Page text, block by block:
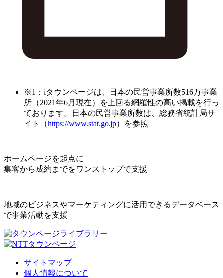
※1：iタウンページは、日本の民営事業所数516万事業
所（2021年6月現在）を上回る網羅性の高い掲載を行っ
ております。日本の民営事業所数は、総務省統計局サ
イト（https://www.stat.go.jp）を参照
ホームページを起点に
集客から成約までをワンストップで支援
地域のビジネスやマーケティングに活用できるデータベース
で事業活動を支援
サイトマップ
個人情報について